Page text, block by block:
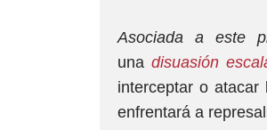
Asociada a este
una disuasión
interceptar o
enfrentará a